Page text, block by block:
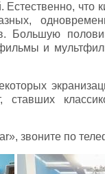
Естественно, что
Большую
и
звоните по